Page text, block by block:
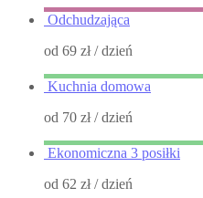
Odchudzająca
od 69 zł/ dzień
Kuchnia domowa
od 70 zł/ dzień
Ekonomiczna 3 posiłki
od 62 zł/ dzień